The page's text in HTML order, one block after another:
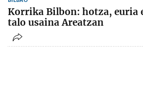
Korrika Bilbon: hotza, euria
talo usaina Areatzan